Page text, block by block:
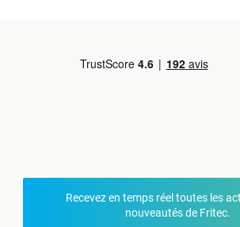
Recevez en temps réel toutes les
nouveautés de Fritec.